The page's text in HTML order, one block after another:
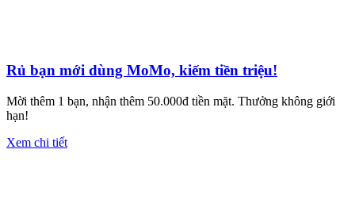
Rủ bạn mới dùng MoMo, kiếm tiền triệu!
Mời thêm 1 bạn, nhận thêm 50.000đ tiền mặt. Thưởng không giới
hạn!
Xem chi tiết